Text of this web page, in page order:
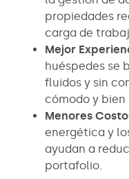
propiedades
carga de
Mejor
huéspedes se
fluidos y sin
cómodo y bien
Menores
energética y
ayudan a
portafolio.